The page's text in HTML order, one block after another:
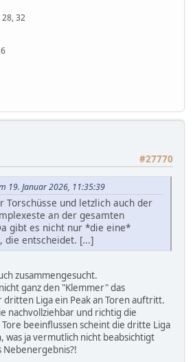
28, 32
#27770
19. Januar 2026, 11:35:39
Torschüsse und letzlich auch der
an der gesamten
gibt es nicht nur *die eine*
die entscheidet. [...]
zusammengesucht.
ganz den "Klemmer" das
dritten Liga ein Peak an Toren auftritt.
nachvollziehbar und richtig die
Tore beeinflussen scheint die dritte Liga
was ja vermutlich nicht beabsichtigt
Nebenergebnis?!